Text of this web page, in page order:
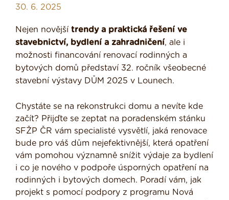
30. 6. 2025
Nejen novější trendy a praktická řešení ve
stavebnictví, bydlení a zahradničení, ale i
možnosti financování renovací rodinných a
bytových domů představí 32. ročník všeobecné
stavební výstavy DŮM 2025 v Lounech.
Chystáte se na rekonstrukci domu a nevíte kde
začít? Přijďte se zeptat na poradenském stánku
SFŽP ČR vám specialisté vysvětlí, jaká renovace
bude pro váš dům nejefektivnější, která opatření
vám pomohou významně snížit výdaje za bydlení
i co je nového v podpoře úsporných opatření na
rodinných i bytových domech. Poradí vám, jak
projekt s pomocí podpory z programu Nová